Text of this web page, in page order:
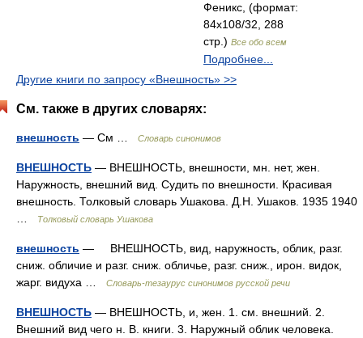
Феникс, (формат:
84x108/32, 288
стр.) Все обо всем
Подробнее...
Другие книги по запросу «Внешность» >>
См. также в других словарях:
внешность — См … Словарь синонимов
ВНЕШНОСТЬ — ВНЕШНОСТЬ, внешности, мн. нет, жен.
Наружность, внешний вид. Судить по внешности. Красивая
внешность. Толковый словарь Ушакова. Д.Н. Ушаков. 1935 1940
Толковый словарь Ушакова
внешность — ВНЕШНОСТЬ, вид, наружность, облик, разг.
сниж. обличие и разг. сниж. обличье, разг. сниж., ирон. видок,
жарг. видуха …
Словарь-тезаурус синонимов русской речи
ВНЕШНОСТЬ — ВНЕШНОСТЬ, и, жен. 1. см. внешний. 2.
Внешний вид чего н. В. книги. 3. Наружный облик человека.